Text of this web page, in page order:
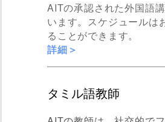
AITの承認された外国語
います。スケジュールは
ることができます。
詳細＞
タミル語教師